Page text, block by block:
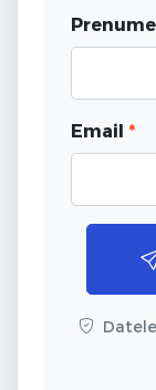
Prenume
Email *